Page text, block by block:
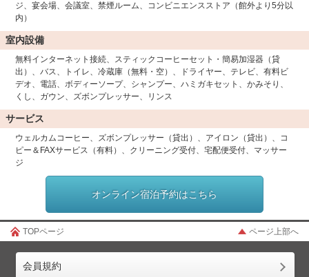
ジ、宴会場、会議室、禁煙ルーム、コンビニエンスストア（館外より5分以
内）
室内設備
無料インターネット接続、スティックコーヒーセット・簡易加湿器（貸
出）、バス、トイレ、冷蔵庫（無料・空）、ドライヤー、テレビ、有料ビ
デオ、電話、ボディーソープ、シャンプー、ハミガキセット、かみそり、
くし、ガウン、ズボンプレッサー、リンス
サービス
ウェルカムコーヒー、ズボンプレッサー（貸出）、アイロン（貸出）、コ
ピー＆FAXサービス（有料）、クリーニング受付、宅配便受付、マッサー
ジ
オンライン宿泊予約はこちら
TOPページ ページ上部へ
会員規約